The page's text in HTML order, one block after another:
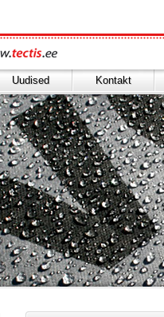
Uudised Kontakt